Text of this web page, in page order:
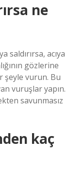
ne
saldırırsa, acıya
gözlerine
şeyle vurun. Bu
vuruşlar yapın.
savunmasız
kaç